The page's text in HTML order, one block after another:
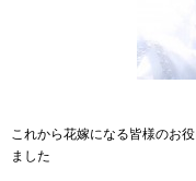
これから花嫁になる皆様のお
ました